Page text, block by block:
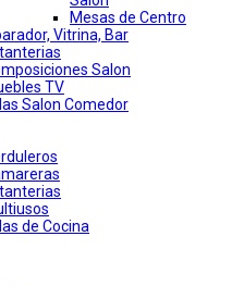
Mesas de Centro
Vitrina, Bar
Salon
TV
Salon Comedor
de Cocina